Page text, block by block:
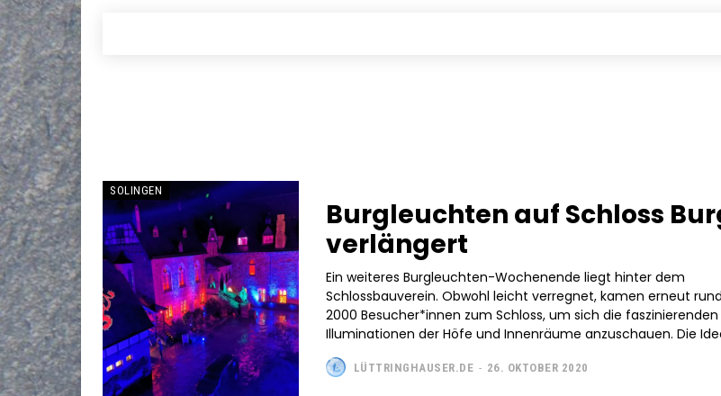
SOLINGEN
Burgleuchten auf Schloss
verlängert
Ein weiteres Burgleuchten-Wochenende liegt hinter dem
Schlossbauverein. Obwohl leicht verregnet, kamen erneut rund
2000 Besucher*innen zum Schloss, um sich die faszinierenden
Illuminationen der Höfe und Innenräume
LÜTTRINGHAUSER.DE - 26. OKTOBER 2020